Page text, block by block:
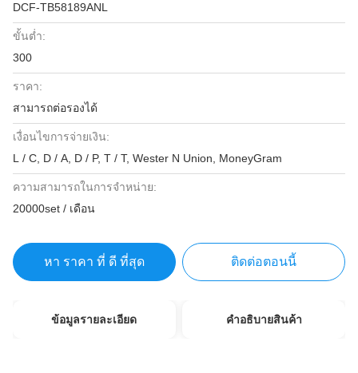
DCF-TB58189ANL
ขั้นต่ำ:
300
ราคา:
สามารถต่อรองได้
เงื่อนไขการจ่ายเงิน:
L / C, D / A, D / P, T / T, Wester N Union, MoneyGram
ความสามารถในการจําหน่าย:
20000set / เดือน
หา ราคา ที่ ดี ที่สุด ติดต่อตอนนี้
ข้อมูลรายละเอียด คําอธิบายสินค้า